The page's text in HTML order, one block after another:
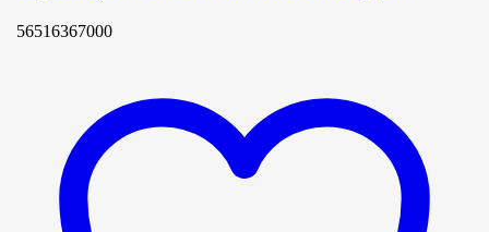
56516367000